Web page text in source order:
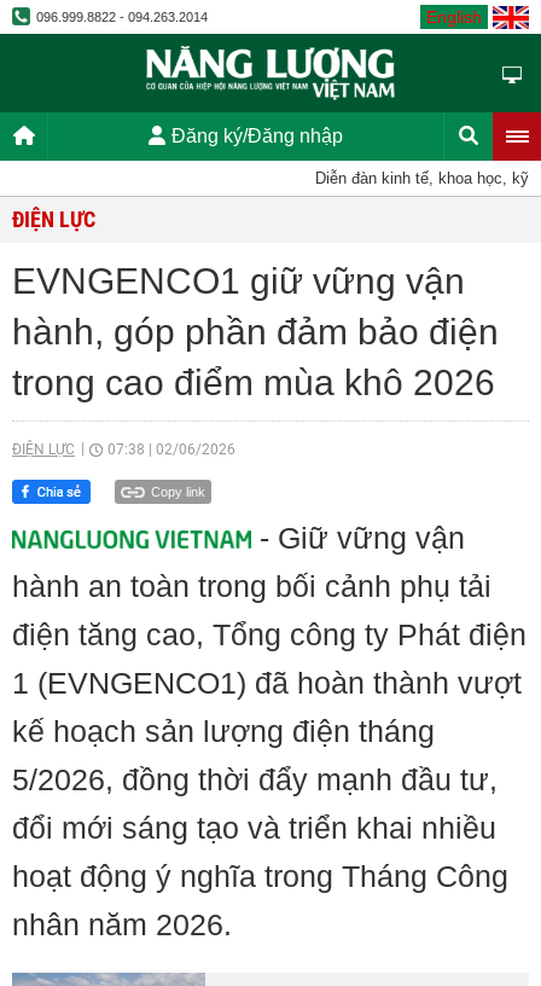
096.999.8822 - 094.263.2014 English
Đăng ký/Đăng nhập
Diễn đàn kinh tế, khoa học, kỹ
ĐIỆN LỰC
EVNGENCO1 giữ vững vận
hành, góp phần đảm bảo điện
trong cao điểm mùa khô 2026
ĐIỆN LỰC 07:38 02/06/2026
Copy link
- Giữ vững vận
hành an toàn trong bối cảnh phụ tải
điện tăng cao, Tổng công ty Phát điện
1 (EVNGENCO1) đã hoàn thành vượt
kế hoạch sản lượng điện tháng
5/2026, đồng thời đẩy mạnh đầu tư,
đổi mới sáng tạo và triển khai nhiều
hoạt động ý nghĩa trong Tháng Công
nhân năm 2026.